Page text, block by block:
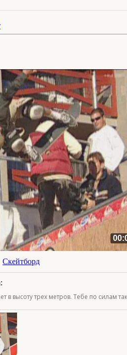
Скейтборд
:
в высоту трех метров. Тебе по силам